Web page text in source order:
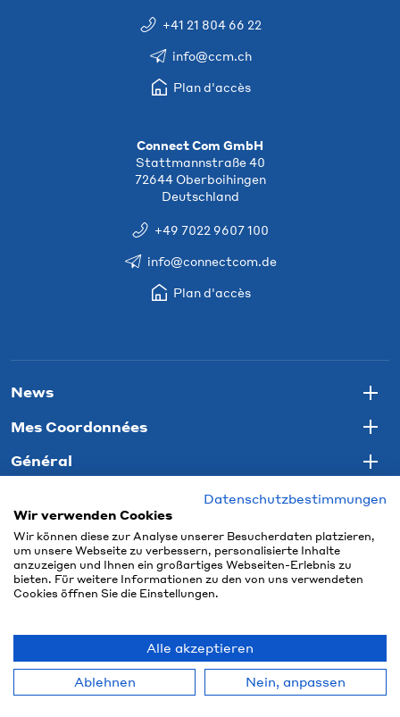
+41 21 804 66 22
info@ccm.ch
Plan d'accès
Connect Com GmbH
Stattmannstraße 40
72644 Oberboihingen
Deutschland
+49 7022 9607 100
info@connectcom.de
Plan d'accès
News
Mes Coordonnées
Général
© 2026 Connect Com AG
powered by polynorm
Datenschutzbestimmungen
Wir verwenden Cookies
Wir können diese zur Analyse unserer Besucherdaten platzieren,
um unsere Webseite zu verbessern, personalisierte Inhalte
anzuzeigen und Ihnen ein großartiges Webseiten-Erlebnis zu
bieten. Für weitere Informationen zu den von uns verwendeten
Cookies öffnen Sie die Einstellungen.
Alle akzeptieren
Ablehnen Nein, anpassen